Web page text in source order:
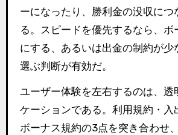
ーになったり、勝利金の没収につ
る。スピードを優先するなら、ボ
にする、あるいは出金の制約が少
選ぶ判断が有効だ。
ユーザー体験を左右するのは、透
ケーションである。利用規約・入
ボーナス規約の3点を突き合わせ、